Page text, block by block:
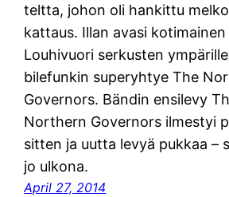
teltta, johon oli hankittu
kattaus. Illan avasi
Louhivuori serkusten
bilefunkin superyhtye The
Governors. Bändin ensilevy
Northern Governors ilmestyi
sitten ja uutta levyä pukkaa –
jo ulkona.
April 27, 2014